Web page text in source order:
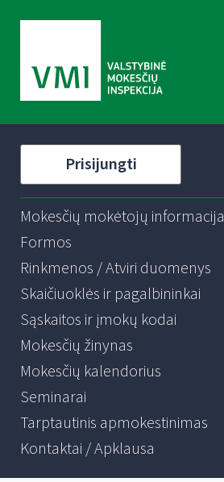
Prisijungti
Mokesčių mokėtojų informacija
Formos
Rinkmenos / Atviri duomenys
Skaičiuoklės ir pagalbininkai
Sąskaitos ir įmokų kodai
Mokesčių žinynas
Mokesčių kalendorius
Seminarai
Tarptautinis apmokestinimas
Kontaktai / Apklausa